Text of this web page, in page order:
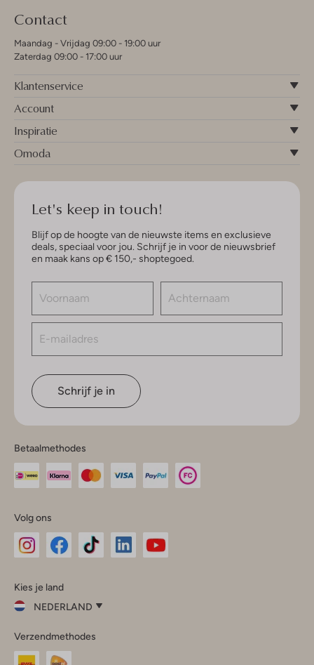
Contact
Maandag - Vrijdag 09:00 - 19:00 uur
Zaterdag 09:00 - 17:00 uur
Klantenservice
Account
Inspiratie
Omoda
Let's keep in touch!
Blijf op de hoogte van de nieuwste items en exclusieve
deals, speciaal voor jou. Schrijf je in voor de nieuwsbrief
en maak kans op € 150,- shoptegoed.
Schrijf je in
Betaalmethodes
Volg ons
InstagramFacebook
Kies je land
NEDERLAND
je
land
Verzendmethodes